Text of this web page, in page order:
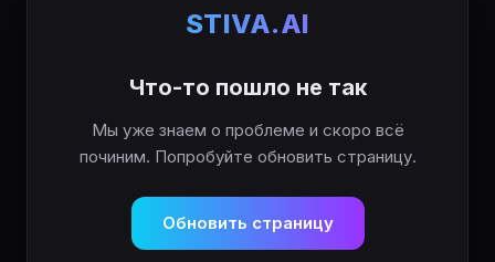
STIVA.AI
Что-то пошло не так
Мы уже знаем о проблеме и скоро всё
починим. Попробуйте обновить страницу.
Обновить страницу